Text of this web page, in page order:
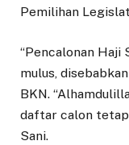
Pemilihan
“Pencalonan
mulus,
BKN.
daftar calon
Sani.